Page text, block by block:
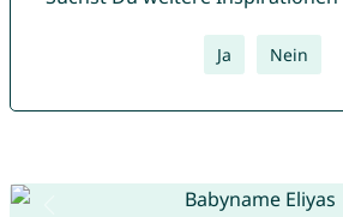
Ja Nein